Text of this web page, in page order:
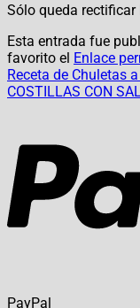
Sólo queda
Esta entrada fue
favorito el Enlace
Receta de Chuletas
COSTILLAS CON
PayPal